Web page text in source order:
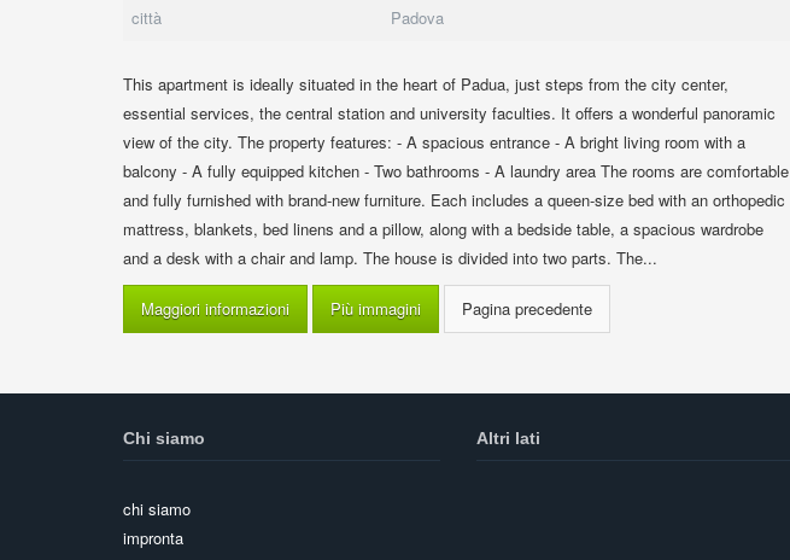
città
Padova
This apartment is ideally situated in the heart of Padua, just steps from the city center,
essential services, the central station and university faculties. It offers a wonderful panoramic
view of the city. The property features: - A spacious entrance - A bright living room with a
balcony - A fully equipped kitchen - Two bathrooms - A laundry area The rooms are comfortable
and fully furnished with brand-new furniture. Each includes a queen-size bed with an orthopedic
mattress, blankets, bed linens and a pillow, along with a bedside table, a spacious wardrobe
and a desk with a chair and lamp. The house is divided into two parts. The...
Maggiori informazioni Più immagini
Chi siamo
chi siamo
impronta
Altri lati